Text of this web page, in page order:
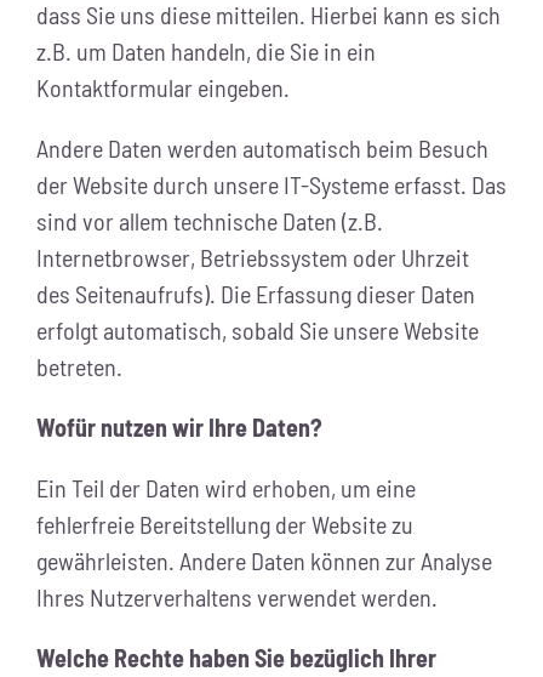
dass Sie uns diese mitteilen. Hierbei kann es sich
z.B. um Daten handeln, die Sie in ein
Kontaktformular eingeben.
Andere Daten werden automatisch beim Besuch
der Website durch unsere IT-Systeme erfasst. Das
sind vor allem technische Daten (z.B.
Internetbrowser, Betriebssystem oder Uhrzeit
des Seitenaufrufs). Die Erfassung dieser Daten
erfolgt automatisch, sobald Sie unsere Website
betreten.
Wofür nutzen wir Ihre Daten?
Ein Teil der Daten wird erhoben, um eine
fehlerfreie Bereitstellung der Website zu
gewährleisten. Andere Daten können zur Analyse
Ihres Nutzerverhaltens verwendet werden.
Welche Rechte haben Sie bezüglich Ihrer